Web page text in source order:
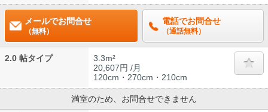
メールでお問合せ
（無料）
電話でお問合せ
（通話無料）
2.0 帖タイプ
3.3m²
20,607円 /月
120cm・270cm・210cm
満室のため、お問合せできません